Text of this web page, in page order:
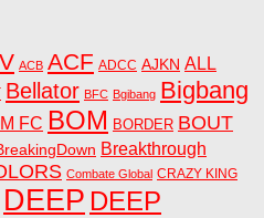
ACB ACF ADCC AJKN ALL
Bellator BFC Bgibang Bigbang
FC BOM BORDER BOUT
Breakthrough
Combate Global CRAZY KING
DEEP DEEP